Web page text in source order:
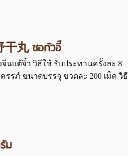
干丸 ซอกัวอี๊
นแต้จิ๋ว วิธีใช้ รับประทานครั้งละ 8
รภ์ ขนาดบรรจุ ขวดละ 200 เม็ด วิธี
ม